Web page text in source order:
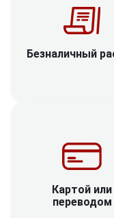
Безналичный
Картой или
переводом